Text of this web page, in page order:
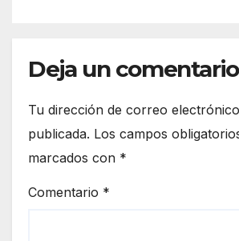
Deja un comentario
Tu dirección de correo
publicada. Los campos
marcados con *
Comentario *